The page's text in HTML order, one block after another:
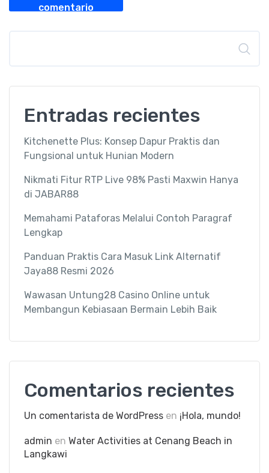
comentario
Entradas recientes
Kitchenette Plus: Konsep Dapur Praktis dan
Fungsional untuk Hunian Modern
Nikmati Fitur RTP Live 98% Pasti Maxwin Hanya
di JABAR88
Memahami Pataforas Melalui Contoh Paragraf
Lengkap
Panduan Praktis Cara Masuk Link Alternatif
Jaya88 Resmi 2026
Wawasan Untung28 Casino Online untuk
Membangun Kebiasaan Bermain Lebih Baik
Comentarios recientes
Un comentarista de WordPress en ¡Hola, mundo!
admin en Water Activities at Cenang Beach in
Langkawi